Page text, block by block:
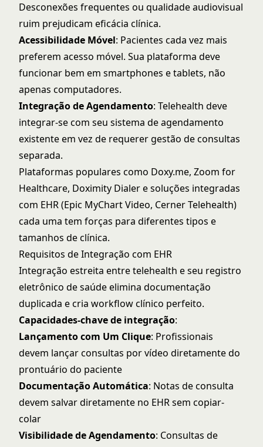
Desconexões frequentes ou qualidade audiovisual
ruim prejudicam eficácia clínica.
Acessibilidade Móvel: Pacientes cada vez mais
preferem acesso móvel. Sua plataforma deve
funcionar bem em smartphones e tablets, não
apenas computadores.
Integração de Agendamento: Telehealth deve
integrar-se com seu sistema de agendamento
existente em vez de requerer gestão de consultas
separada.
Plataformas populares como Doxy.me, Zoom for
Healthcare, Doximity Dialer e soluções integradas
com EHR (Epic MyChart Video, Cerner Telehealth)
cada uma tem forças para diferentes tipos e
tamanhos de clínica.
Requisitos de Integração com EHR
Integração estreita entre telehealth e seu registro
eletrônico de saúde elimina documentação
duplicada e cria workflow clínico perfeito.
Capacidades-chave de integração:
Lançamento com Um Clique: Profissionais
devem lançar consultas por vídeo diretamente do
prontuário do paciente
Documentação Automática: Notas de consulta
devem salvar diretamente no EHR sem copiar-
colar
Visibilidade de Agendamento: Consultas de